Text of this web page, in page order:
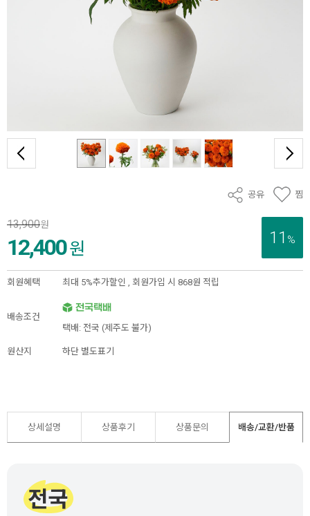
공유 찜
11 %
13,900원
12,400원
회원혜택 최대 5%추가할인 , 회원가입 시 868원 적립
배송조건
택배: 전국 (제주도 불가)
원산지 하단 별도표기
상세설명 상품후기 상품문의 배송/교환/반품
전국